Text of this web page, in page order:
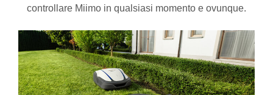
controllare Miimo in qualsiasi momento e ovunque.